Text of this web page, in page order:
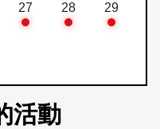
27 28 29
活動